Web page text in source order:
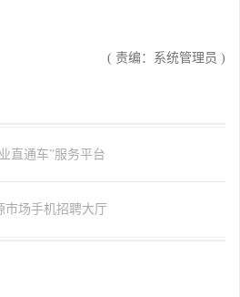
( 责编：系统管理员 )
直通车”服务平台
市场手机招聘大厅